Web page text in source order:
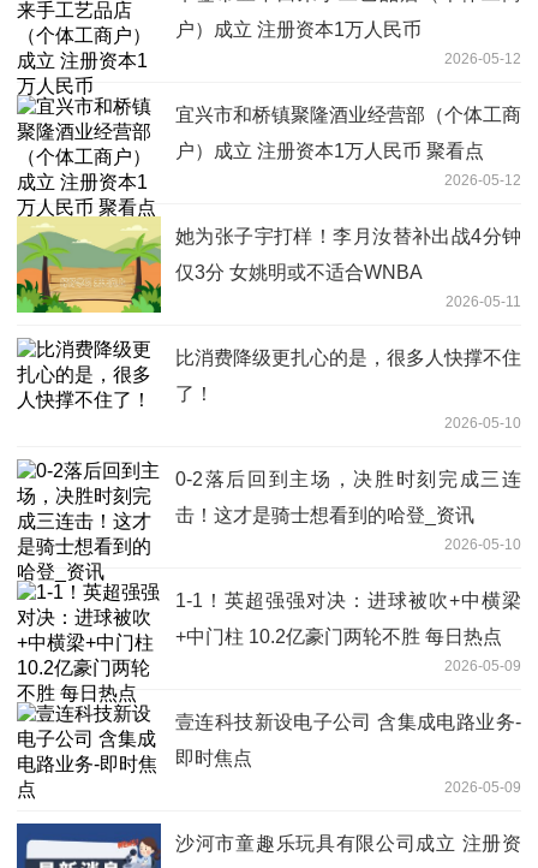
户）成立 注册资本1万人民币
2026-05-12
宜兴市和桥镇聚隆酒业经营部（个体工商
户）成立 注册资本1万人民币 聚看点
2026-05-12
她为张子宇打样！李月汝替补出战4分钟
仅3分 女姚明或不适合WNBA
2026-05-11
比消费降级更扎心的是，很多人快撑不住
了！
2026-05-10
0-2落后回到主场，决胜时刻完成三连
击！这才是骑士想看到的哈登_资讯
2026-05-10
1-1！英超强强对决：进球被吹+中横梁
+中门柱 10.2亿豪门两轮不胜 每日热点
2026-05-09
壹连科技新设电子公司 含集成电路业务-
即时焦点
2026-05-09
沙河市童趣乐玩具有限公司成立 注册资